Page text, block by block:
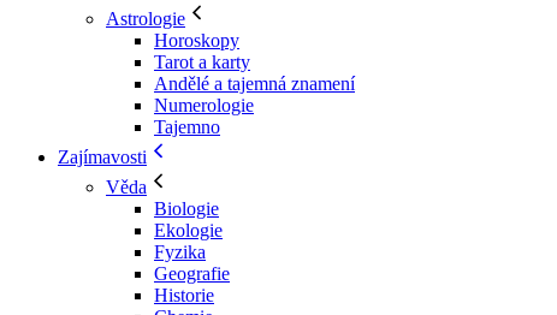
Astrologie
Horoskopy
Tarot a karty
Andělé a tajemná znamení
Numerologie
Tajemno
Zajímavosti
Věda
Biologie
Ekologie
Fyzika
Geografie
Historie